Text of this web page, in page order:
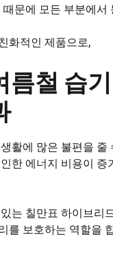
문에 모든 부분에서
화적인 제품으로,
름철 습
활에 많은 불편을
한 에너지 비용이
는 칠만표 하이브리
를 보호하는 역할을